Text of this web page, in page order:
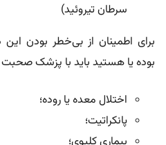
سرطان تیروئید)
برای اطمینان از بی‌خطر بودن
بوده یا هستید باید با پزشک صحبت
اختلال معده یا روده؛
پانکراتیت؛